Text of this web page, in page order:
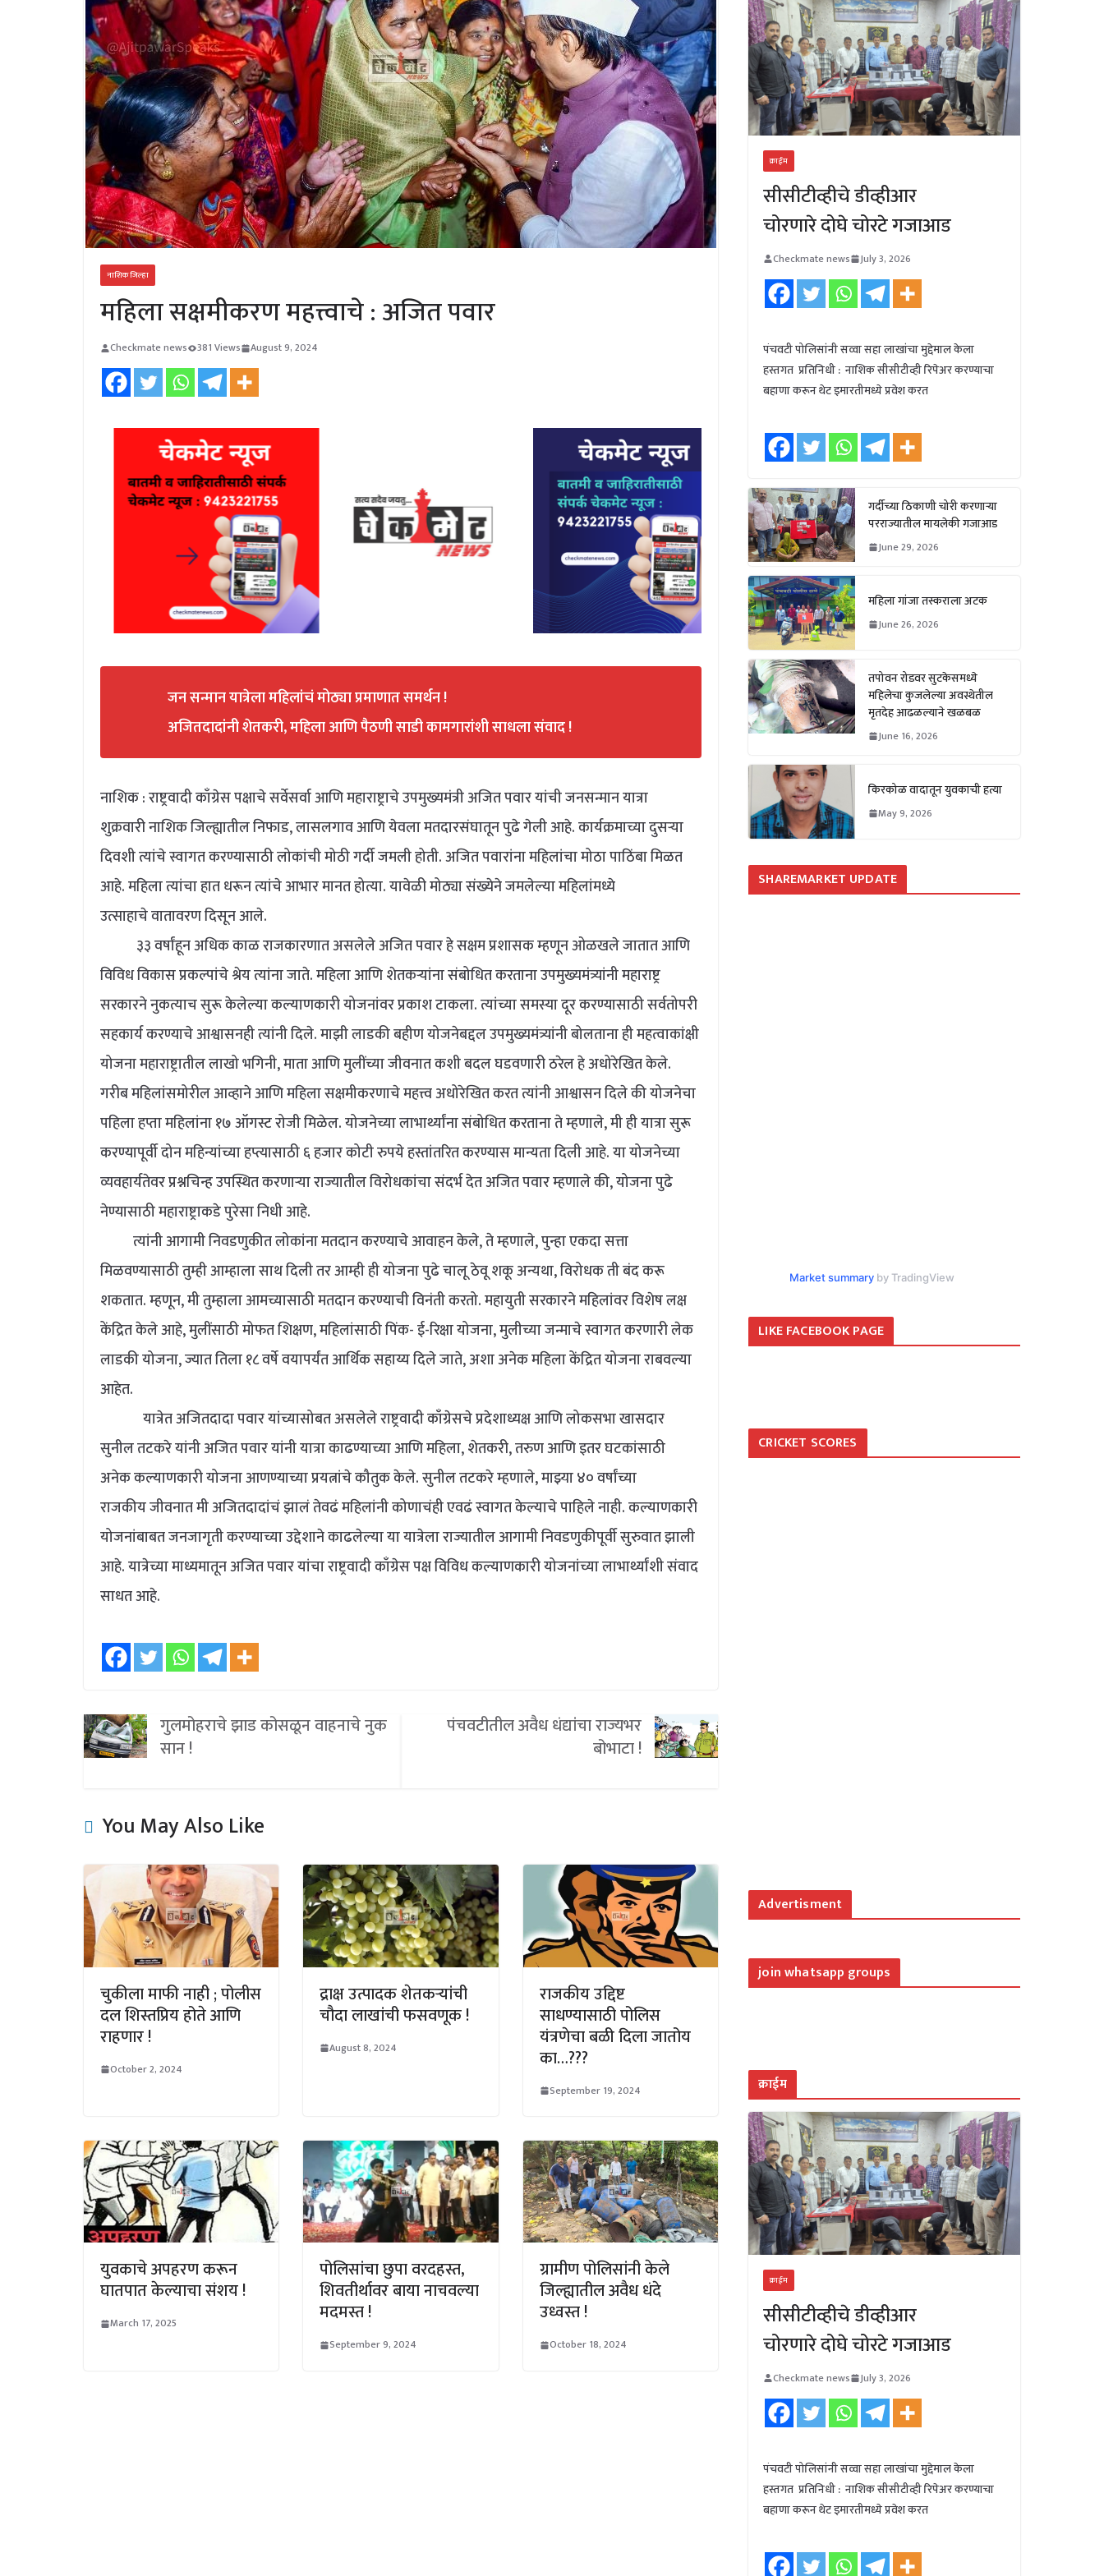
नाशिक जिल्हा
महिला सक्षमीकरण महत्त्वाचे : अजित पवार
Checkmate news 381 Views August 9, 2024
जन सन्मान यात्रेला महिलांचं मोठ्या प्रमाणात समर्थन !
अजितदादांनी शेतकरी, महिला आणि पैठणी साडी कामगारांशी साधला संवाद !
नाशिक : राष्ट्रवादी काँग्रेस पक्षाचे सर्वेसर्वा आणि महाराष्ट्राचे उपमुख्यमंत्री अजित पवार यांची जनसन्मान यात्रा
शुक्रवारी नाशिक जिल्ह्यातील निफाड, लासलगाव आणि येवला मतदारसंघातून पुढे गेली आहे. कार्यक्रमाच्या दुसऱ्या
दिवशी त्यांचे स्वागत करण्यासाठी लोकांची मोठी गर्दी जमली होती. अजित पवारांना महिलांचा मोठा पाठिंबा मिळत
आहे. महिला त्यांचा हात धरून त्यांचे आभार मानत होत्या. यावेळी मोठ्या संख्येने जमलेल्या महिलांमध्ये
उत्साहाचे वातावरण दिसून आले.
३३ वर्षांहून अधिक काळ राजकारणात असलेले अजित पवार हे सक्षम प्रशासक म्हणून ओळखले जातात आणि
विविध विकास प्रकल्पांचे श्रेय त्यांना जाते. महिला आणि शेतकऱ्यांना संबोधित करताना उपमुख्यमंत्र्यांनीमहाराष्ट्र
सरकारने नुकत्याच सुरू केलेल्या कल्याणकारी योजनांवर प्रकाश टाकला. त्यांच्या समस्या दूर करण्यासाठी सर्वतोपरी
सहकार्य करण्याचे आश्वासनही त्यांनी दिले. माझी लाडकी बहीण योजनेबद्दल उपमुख्यमंत्र्यांनी बोलताना ही महत्वाकांक्षी
योजना महाराष्ट्रातील लाखो भगिनी, माता आणि मुलींच्या जीवनात कशी बदल घडवणारी ठरेल हे अधोरेखित केले.
गरीब महिलांसमोरील आव्हाने आणि महिला सक्षमीकरणाचे महत्त्व अधोरेखित करत त्यांनी आश्वासन दिले की योजनेचा
पहिला हप्ता महिलांना १७ ऑगस्ट रोजी मिळेल. योजनेच्या लाभार्थ्यांना संबोधित करताना ते म्हणाले, मी ही यात्रा सुरू
करण्यापूर्वी दोन महिन्यांच्या हप्त्यासाठी ६ हजार कोटी रुपये हस्तांतरित करण्यास मान्यता दिली आहे. या योजनेच्या
व्यवहार्यतेवर प्रश्नचिन्ह उपस्थित करणाऱ्या राज्यातील विरोधकांचा संदर्भ देत अजित पवार म्हणाले की, योजना पुढे
नेण्यासाठी महाराष्ट्राकडे पुरेसा निधी आहे.
त्यांनी आगामी निवडणुकीत लोकांना मतदान करण्याचे आवाहन केले, ते म्हणाले, पुन्हा एकदा सत्ता
मिळवण्यासाठी तुम्ही आम्हाला साथ दिली तर आम्ही ही योजना पुढे चालू ठेवू शकू अन्यथा, विरोधक ती बंद करू
शकतात. म्हणून, मी तुम्हाला आमच्यासाठी मतदान करण्याची विनंती करतो. महायुती सरकारने महिलांवर विशेष लक्ष
केंद्रित केले आहे, मुलींसाठी मोफत शिक्षण, महिलांसाठी पिंक- ई-रिक्षा योजना, मुलीच्या जन्माचे स्वागत करणारी लेक
लाडकी योजना, ज्यात तिला १८ वर्षे वयापर्यंत आर्थिक सहाय्य दिले जाते, अशा अनेक महिला केंद्रित योजना राबवल्या
आहेत.
यात्रेत अजितदादा पवार यांच्यासोबत असलेले राष्ट्रवादी काँग्रेसचे प्रदेशाध्यक्ष आणि लोकसभा खासदार
सुनील तटकरे यांनी अजित पवार यांनी यात्रा काढण्याच्या आणि महिला, शेतकरी, तरुण आणि इतर घटकांसाठी
अनेक कल्याणकारी योजना आणण्याच्या प्रयत्नांचे कौतुक केले. सुनील तटकरे म्हणाले, माझ्या ४० वर्षांच्या
राजकीय जीवनात मी अजितदादांचं झालं तेवढं महिलांनी कोणाचंही एवढं स्वागत केल्याचे पाहिले नाही. कल्याणकारी
योजनांबाबत जनजागृती करण्याच्या उद्देशाने काढलेल्या या यात्रेला राज्यातील आगामी निवडणुकीपूर्वी सुरुवात झाली
आहे. यात्रेच्या माध्यमातून अजित पवार यांचा राष्ट्रवादी काँग्रेस पक्ष विविध कल्याणकारी योजनांच्या लाभार्थ्यांशी संवाद
साधत आहे.
गुलमोहराचे झाड कोसळून वाहनाचे नुक
सान !
पंचवटीतील अवैध धंद्यांचा राज्यभर
बोभाटा !
You May Also Like
चुकीला माफी नाही ; पोलीस
दल शिस्तप्रिय होते आणि
राहणार !
October 2, 2024
द्राक्ष उत्पादक शेतकऱ्यांची
चौदा लाखांची फसवणूक !
August 8, 2024
राजकीय उद्दिष्ट
साधण्यासाठी पोलिस
यंत्रणेचा बळी दिला जातोय
का…???
September 19, 2024
युवकाचे अपहरण करून
घातपात केल्याचा संशय !
March 17, 2025
पोलिसांचा छुपा वरदहस्त,
शिवतीर्थावर बाया नाचवल्या
मदमस्त !
September 9, 2024
ग्रामीण पोलिसांनी केले
जिल्ह्यातील अवैध धंदे
उध्वस्त !
October 18, 2024
क्राईम
सीसीटीव्हीचे डीव्हीआर
चोरणारे दोघे चोरटे गजाआड
Checkmate news July 3, 2026
पंचवटी पोलिसांनी सव्वा सहा लाखांचा मुद्देमाल केला
हस्तगत प्रतिनिधी : नाशिक सीसीटीव्ही रिपेअर करण्याचा
बहाणा करून थेट इमारतीमध्ये प्रवेश करत
गर्दीच्या ठिकाणी चोरी करणाऱ्या
परराज्यातील मायलेकी गजाआड
June 29, 2026
महिला गांजा तस्कराला अटक
June 26, 2026
तपोवन रोडवर सुटकेसमध्ये
महिलेचा कुजलेल्या अवस्थेतील
मृतदेह आढळल्याने खळबळ
June 16, 2026
किरकोळ वादातून युवकाची हत्या
May 9, 2026
SHAREMARKET UPDATE
Market summaryby TradingView
LIKE FACEBOOK PAGE
CRICKET SCORES
Advertisment
join whatsapp groups
क्राईम
क्राईम
सीसीटीव्हीचे डीव्हीआर
चोरणारे दोघे चोरटे गजाआड
Checkmate news July 3, 2026
पंचवटी पोलिसांनी सव्वा सहा लाखांचा मुद्देमाल केला
हस्तगत प्रतिनिधी : नाशिक सीसीटीव्ही रिपेअर करण्याचा
बहाणा करून थेट इमारतीमध्ये प्रवेश करत